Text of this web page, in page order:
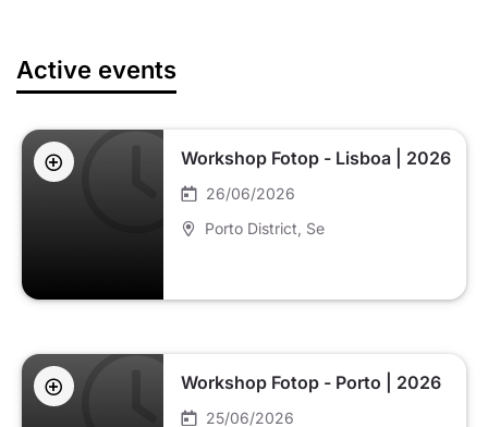
Active events
Workshop Fotop - Lisboa | 2026
26/06/2026
Porto District , Se
Workshop Fotop - Porto | 2026
25/06/2026